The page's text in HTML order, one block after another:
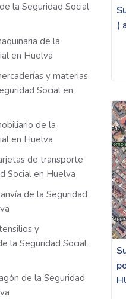
la Seguridad Social
de la
en Huelva
y materias
Social en
de la
en Huelva
de transporte
Social en Huelva
de la Seguridad
y
la Seguridad Social
de la Seguridad
(